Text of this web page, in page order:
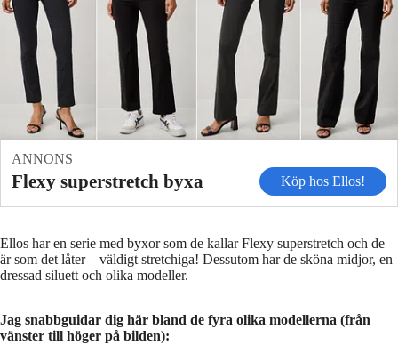
ANNONS
Flexy superstretch byxa Köp hos Ellos!
Ellos har en serie med byxor som de kallar Flexy superstretch och de
är som det låter – väldigt stretchiga! Dessutom har de sköna midjor, en
dressad siluett och olika modeller.
Jag snabbguidar dig här bland de fyra olika modellerna (från
vänster till höger på bilden):